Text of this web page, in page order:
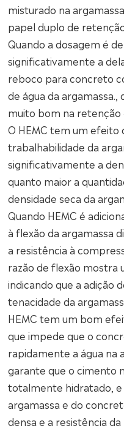
misturado na
papel duplo de
Quando a dosagem é
significativamente a
reboco para concreto
de água da
muito bom na retenção
O HEMC tem um efeito
trabalhabilidade da
significativamente a
quanto maior a
densidade seca da
Quando HEMC é
à flexão da argamassa
a resistência à
razão de flexão mostra
indicando que a adição
tenacidade da
HEMC tem um bom
que impede que o
rapidamente a água na
garante que o cimento
totalmente hidratado,
argamassa e do
densa e a resistência da